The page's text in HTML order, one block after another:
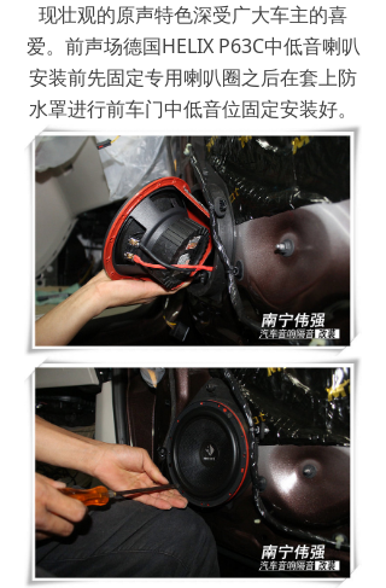
现壮观的原声特色深受广大车主的喜
爱。前声场德国HELIX P63C中低音喇叭
安装前先固定专用喇叭圈之后在套上防
水罩进行前车门中低音位固定安装好。